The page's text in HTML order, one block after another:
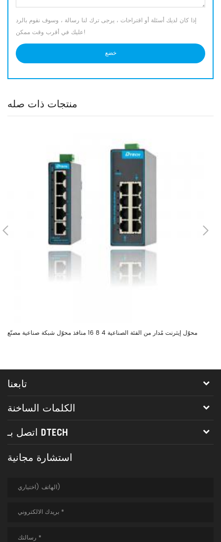
إذا كان لديك أسئلة أو اقتراحات ، يرجى ترك لنا رسالة ، وسوف نقوم بالرد
عليك في أقرب وقت ممكن!
منتجات ذات صله
محوّل إيثرنت مُدار من الفئة الصناعية 4 8 16 منافذ محوّل شبكة صناعية مصنّع
تابعنا
الكلمات الساخنة
اتصل بـ DTECH
استشارة مجانية